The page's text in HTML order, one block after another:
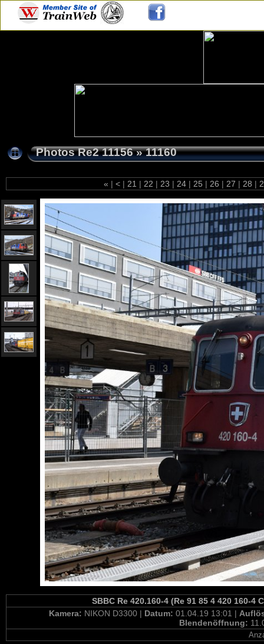
Photos Re2 11156»11160
« | < | 21 | 22 | 23 | 24 | 25 | 26 | 27 | 28 |
SBBC Re 420.160-4 (Re 91 85 4 420 160-
Kamera: NIKON D3300 | Datum: 01.04.19 13:01 |
Blendenöffnung: